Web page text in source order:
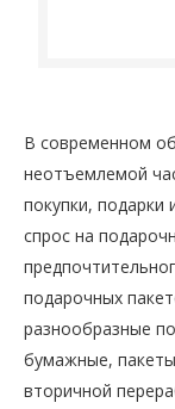
В современном
неотъемлемой
покупки, подарки
спрос на
подарочных
разнообразные
бумажные,
вторичной